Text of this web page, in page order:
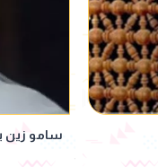
سامو زين